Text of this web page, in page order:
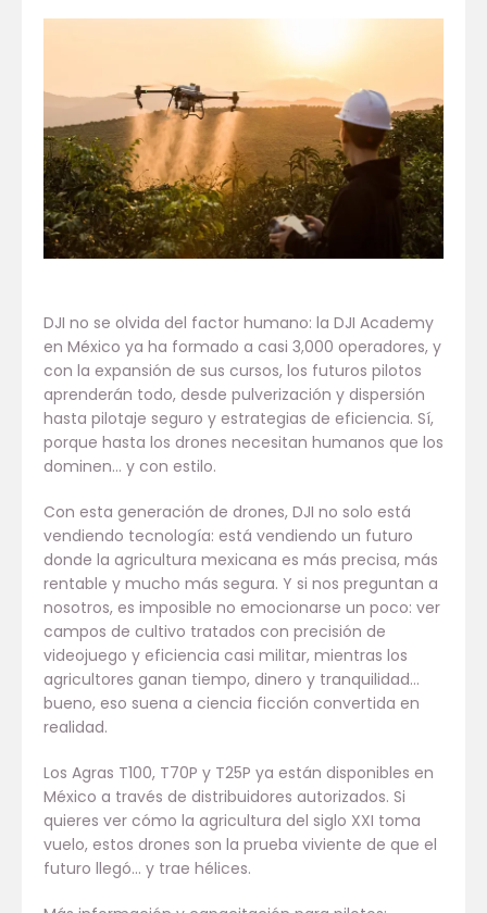
DJI no se olvida del factor humano: la DJI Academy
en México ya ha formado a casi 3,000 operadores, y
con la expansión de sus cursos, los futuros pilotos
aprenderán todo, desde pulverización y dispersión
hasta pilotaje seguro y estrategias de eficiencia. Sí,
porque hasta los drones necesitan humanos que los
dominen… y con estilo.
Con esta generación de drones, DJI no solo está
vendiendo tecnología: está vendiendo un futuro
donde la agricultura mexicana es más precisa, más
rentable y mucho más segura. Y si nos preguntan a
nosotros, es imposible no emocionarse un poco: ver
campos de cultivo tratados con precisión de
videojuego y eficiencia casi militar, mientras los
agricultores ganan tiempo, dinero y tranquilidad…
bueno, eso suena a ciencia ficción convertida en
realidad.
Los Agras T100, T70P y T25P ya están disponibles en
México a través de distribuidores autorizados. Si
quieres ver cómo la agricultura del siglo XXI toma
vuelo, estos drones son la prueba viviente de que el
futuro llegó… y trae hélices.